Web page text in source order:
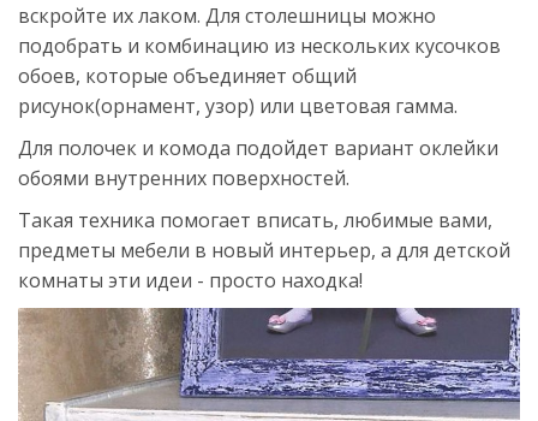
вскройте их лаком. Для столешницы можно
подобрать и комбинацию из нескольких кусочков
обоев, которые объединяет общий
рисунок(орнамент, узор) или цветовая гамма.
Для полочек и комода подойдет вариант оклейки
обоями внутренних поверхностей.
Такая техника помогает вписать, любимые вами,
предметы мебели в новый интерьер, а для детской
комнаты эти идеи - просто находка!